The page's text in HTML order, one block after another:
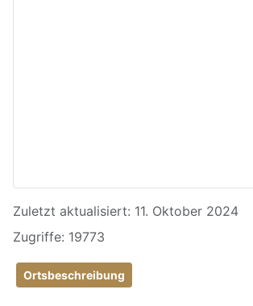
Details
Zuletzt aktualisiert: 11. Oktober 2024
Zugriffe: 19773
Ortsbeschreibung